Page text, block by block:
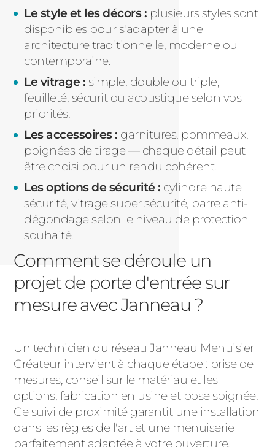
Le style et les décors : plusieurs styles sont
disponibles pour s'adapter à une
architecture traditionnelle, moderne ou
contemporaine.
Le vitrage : simple, double ou triple,
feuilleté, sécurit ou acoustique selon vos
priorités.
Les accessoires : garnitures, pommeaux,
poignées de tirage — chaque détail peut
être choisi pour un rendu cohérent.
Les options de sécurité : cylindre haute
sécurité, vitrage super sécurité, barre anti-
dégondage selon le niveau de protection
souhaité.
Comment se déroule un
projet de porte d'entrée sur
mesure avec Janneau ?
Un technicien du réseau Janneau Menuisier
Créateur intervient à chaque étape : prise de
mesures, conseil sur le matériau et les
options, fabrication en usine et pose soignée.
Ce suivi de proximité garantit une installation
dans les règles de l'art et une menuiserie
parfaitement adaptée à votre ouverture.